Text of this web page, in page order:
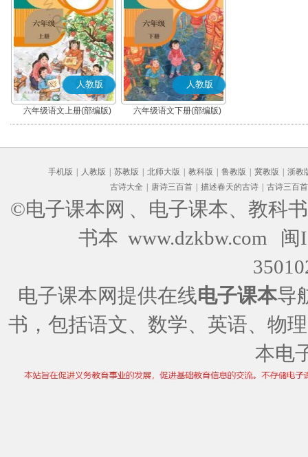
人教版
六年级语文上册(部编版)
人教版
六年级语文下册(部编版)
手机版 人教版 苏教版 北师大版 教科版 鲁教版 冀教版
浙教
古诗大全
唐诗三百首 描述春天的古诗 古诗三百首
©电子课本网 、电子课本、教科
书本 www.dzkbw.com
闽
电子课本网提供在线电子课本导
书，包括语文、数学、英语、物
本电